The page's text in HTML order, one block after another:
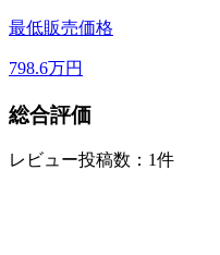
最低販売価格
798.6万円
総合評価
レビュー投稿数：1件